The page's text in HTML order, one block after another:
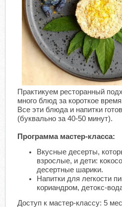
Практикуем ресторанный
много блюд за короткое
Все эти блюда и напитки
(буквально за 40-50 минут).
Программа мастер-класса:
Вкусные десерты,
взрослые, и дети:
десертные шарики.
Напитки для легкости
кориандром, детокс-
Доступ к мастер-классу: 5